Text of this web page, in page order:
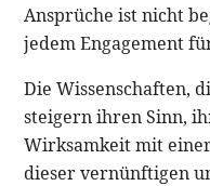
Ansprüche ist nicht
jedem Engagement
Die Wissenschaften,
steigern ihren Sinn,
Wirksamkeit mit
dieser vernünftigen